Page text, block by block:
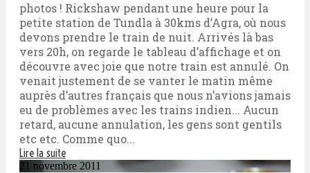
photos ! Rickshaw pendant une heure pour la
petite station de Tundla à 30kms d’Agra, où nous
devons prendre le train de nuit. Arrivés là bas
vers 20h, on regarde le tableau d’affichage et on
découvre avec joie que notre train est annulé. On
venait justement de se vanter le matin même
auprès d’autres français que nous n’avions jamais
eu de problèmes avec les trains indien... Aucun
retard, aucune annulation, les gens sont gentils
etc etc. Comme quo...
Lire la suite
21 novembre 2011